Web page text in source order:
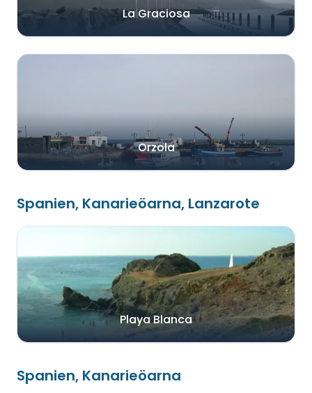
La Graciosa
Orzola
Spanien, Kanarieöarna, Lanzarote
Playa Blanca
Spanien, Kanarieöarna